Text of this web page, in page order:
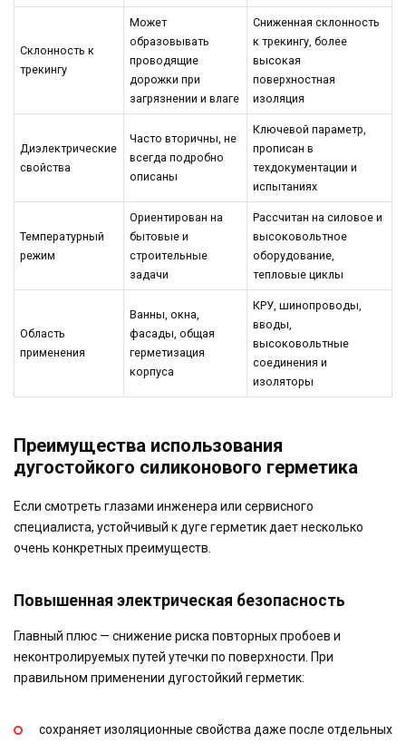
Склонность к
трекингу
Может
образовывать
проводящие
дорожки при
загрязнении и влаге
Сниженная склонность
к трекингу, более
высокая
поверхностная
изоляция
Диэлектрические
свойства
Часто вторичны, не
всегда подробно
описаны
Ключевой параметр,
прописан в
техдокументации и
испытаниях
Температурный
режим
Ориентирован на
бытовые и
строительные
задачи
Рассчитан на силовое и
высоковольтное
оборудование,
тепловые циклы
Область
применения
Ванны, окна,
фасады, общая
герметизация
корпуса
КРУ, шинопроводы,
вводы,
высоковольтные
соединения и
изоляторы
Преимущества использования
дугостойкого силиконового герметика
Если смотреть глазами инженера или сервисного
специалиста, устойчивый к дуге герметик дает несколько
очень конкретных преимуществ.
Повышенная электрическая безопасность
Главный плюс — снижение риска повторных пробоев и
неконтролируемых путей утечки по поверхности. При
правильном применении дугостойкий герметик:
сохраняет изоляционные свойства даже после отдельных